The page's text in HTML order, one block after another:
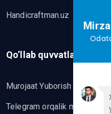
Handicraftman.uz
Qo’llab quvvatlash
Murojaat Yuborish
Telegram orqalik murojaat